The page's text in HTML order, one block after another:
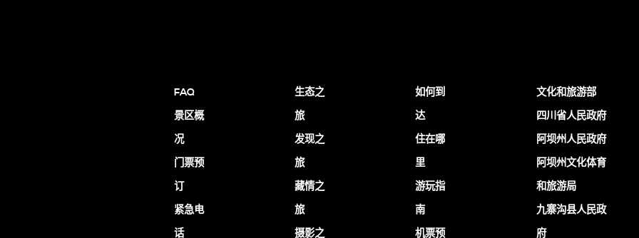
FAQ
景区概
况
门票预
订
紧急电
话
生态之
旅
发现之
旅
藏情之
旅
摄影之
如何到
达
住在哪
里
游玩指
南
机票预
文化和旅游部
四川省人民政府
阿坝州人民政府
阿坝州文化体育
和旅游局
九寨沟县人民政
府